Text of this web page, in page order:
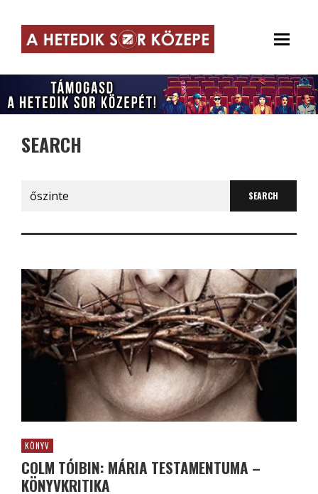
SEARCH
Search
for:
KÖNYV
COLM TÓIBIN: MÁRIA TESTAMENTUMA –
KÖNYVKRITIKA